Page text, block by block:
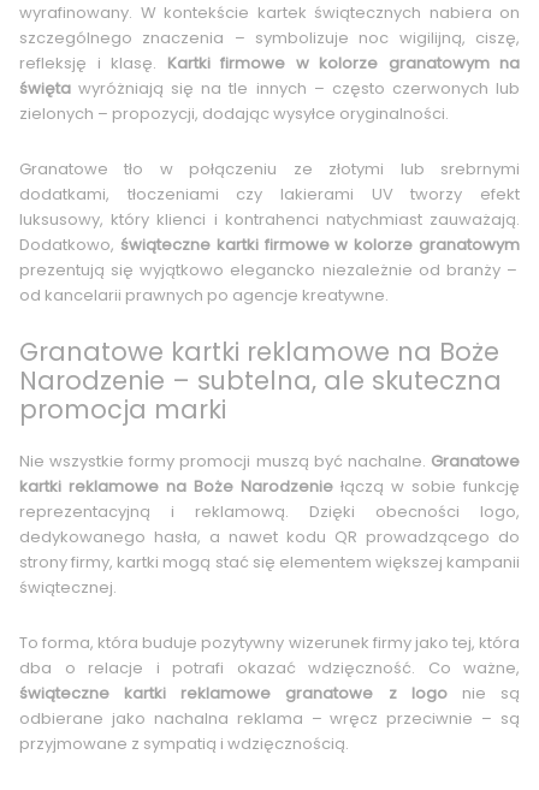
wyrafinowany. W kontekście kartek świątecznych nabiera on
szczególnego znaczenia – symbolizuje noc wigilijną, ciszę,
refleksję i klasę. Kartki firmowe w kolorze granatowym na
święta wyróżniają się na tle innych – często czerwonych lub
zielonych – propozycji, dodając wysyłce oryginalności.
Granatowe tło w połączeniu ze złotymi lub srebrnymi
dodatkami, tłoczeniami czy lakierami UV tworzy efekt
luksusowy, który klienci i kontrahenci natychmiast zauważają.
Dodatkowo, świąteczne kartki firmowe w kolorze granatowym
prezentują się wyjątkowo elegancko niezależnie od branży –
od kancelarii prawnych po agencje kreatywne.
Granatowe kartki reklamowe na Boże
Narodzenie – subtelna, ale skuteczna
promocja marki
Nie wszystkie formy promocji muszą być nachalne. Granatowe
kartki reklamowe na Boże Narodzenie łączą w sobie funkcję
reprezentacyjną i reklamową. Dzięki obecności logo,
dedykowanego hasła, a nawet kodu QR prowadzącego do
strony firmy, kartki mogą stać się elementem większej kampanii
świątecznej.
To forma, która buduje pozytywny wizerunek firmy jako tej, która
dba o relacje i potrafi okazać wdzięczność. Co ważne,
świąteczne kartki reklamowe granatowe z logonie są
odbierane jako nachalna reklama – wręcz przeciwnie – są
przyjmowane z sympatią i wdzięcznością.